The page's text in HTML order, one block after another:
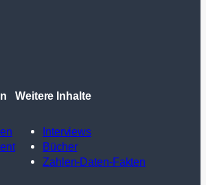
Weitere Inhalte
Interviews
Bücher
Zahlen-Daten-Fakten